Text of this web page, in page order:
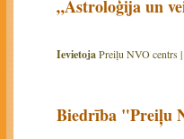
„Astroloģija un
IevietojaPreiļu NVO centrs |
Biedrība "Preiļu